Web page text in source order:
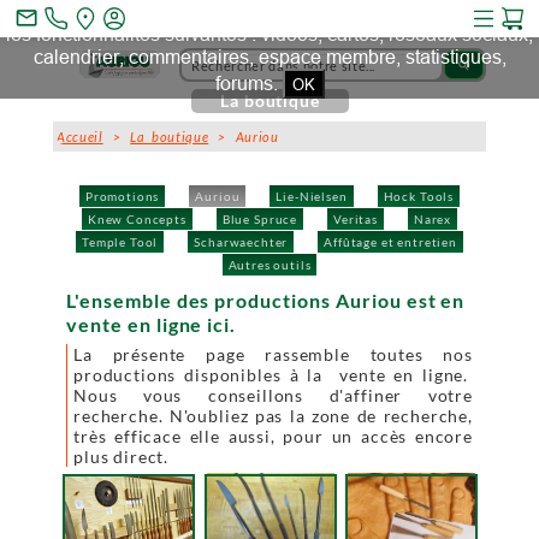
search
Promotions Auriou Lie-Nielsen
Hock Tools
Knew Concepts
Blue Spruce Veritas
Narex
Temple Tool
Scharwaechter
Affûtage et entretien
Autres outils
La boutique
Accueil >La boutique > Auriou
L'ensemble des productions Auriou est en
vente en ligne ici.
La présente page rassemble toutes nos
productions disponibles à la vente en ligne.
Nous vous conseillons d'affiner votre
recherche. N'oubliez pas la zone de recherche,
très efficace elle aussi, pour un accès encore
plus direct.
mail_outline
Ce site et des sites tiers qu'il utilise collectent des cookies pour
les fonctionnalités suivantes : vidéos, cartes, réseaux sociaux,
calendrier, commentaires, espace membre, statistiques,
forums. OK